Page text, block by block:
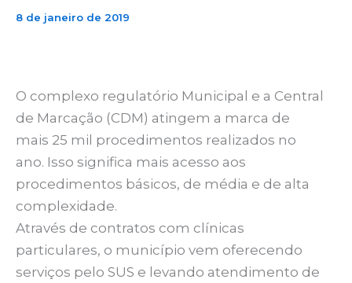
8 de janeiro de 2019
O complexo regulatório Municipal e a Central
de Marcação (CDM) atingem a marca de
mais 25 mil procedimentos realizados no
ano. Isso significa mais acesso aos
procedimentos básicos, de média e de alta
complexidade.
Através de contratos com clínicas
particulares, o município vem oferecendo
serviços pelo SUS e levando atendimento de